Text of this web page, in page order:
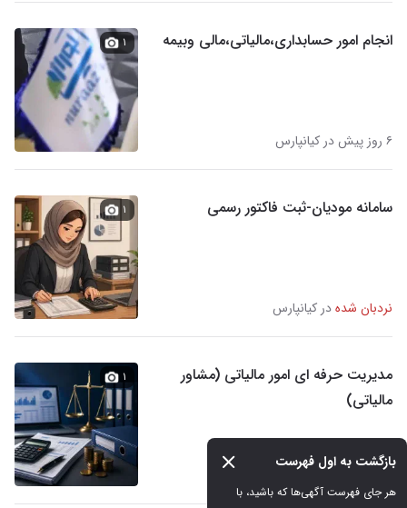
بازگشت به اول فهرست
انجام امور حسابداری،مالیاتی،مالی وبیمه
۶ روز پیش در کیانپارس
۱
سامانه مودیان-ثبت فاکتور رسمی
نردبان شدهدر کیانپارس
۱
مدیریت حرفه ای امور مالیاتی (مشاور
مالیاتی)
نردبان شده در امانیه
۱